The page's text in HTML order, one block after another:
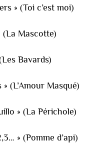
» (Toi c’est moi)
» (La Mascotte)
» (Les Bavards)
» (L’Amour Masqué)
» (La Périchole)
» (Pomme d’api)